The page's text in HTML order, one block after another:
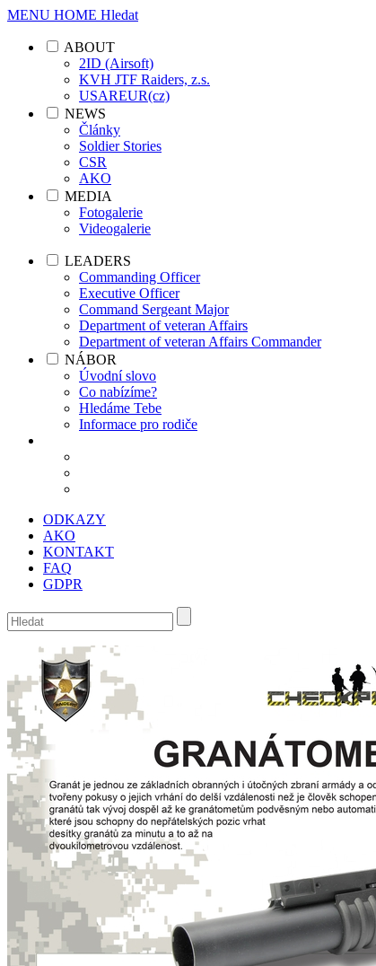
MENU HOME Hledat
ABOUT
2ID (Airsoft)
KVH JTF Raiders, z.s.
USAREUR(cz)
NEWS
Články
Soldier Stories
CSR
AKO
MEDIA
Fotogalerie
Videogalerie
LEADERS
Commanding Officer
Executive Officer
Command Sergeant Major
Department of veteran Affairs
Department of veteran Affairs Commander
NÁBOR
Úvodní slovo
Co nabízíme?
Hledáme Tebe
Informace pro rodiče
ODKAZY
AKO
KONTAKT
FAQ
GDPR